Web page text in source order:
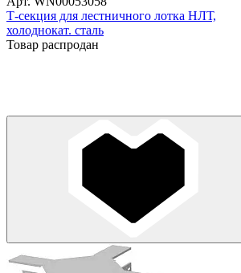
Т-секция для лестничного лотка НЛТ,
холоднокат. сталь
Товар распродан